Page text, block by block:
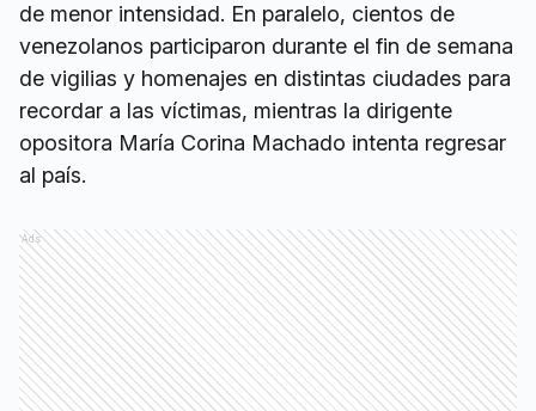
de menor intensidad. En paralelo, cientos de
venezolanos participaron durante el fin de semana
de vigilias y homenajes en distintas ciudades para
recordar a las víctimas, mientras la dirigente
opositora María Corina Machado intenta regresar
al país.
Ads